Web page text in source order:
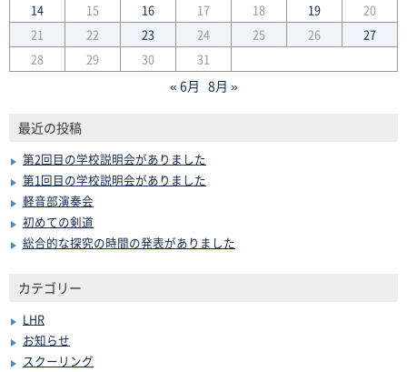
14
15 16 17 18 19
20
21
22 23 24 25 26
27
28
29 30 31
« 6月 8月 »
最近の投稿
第2回目の学校説明会がありました
第1回目の学校説明会がありました
軽音部演奏会
初めての剣道
総合的な探究の時間の発表がありました
カテゴリー
LHR
お知らせ
スクーリング